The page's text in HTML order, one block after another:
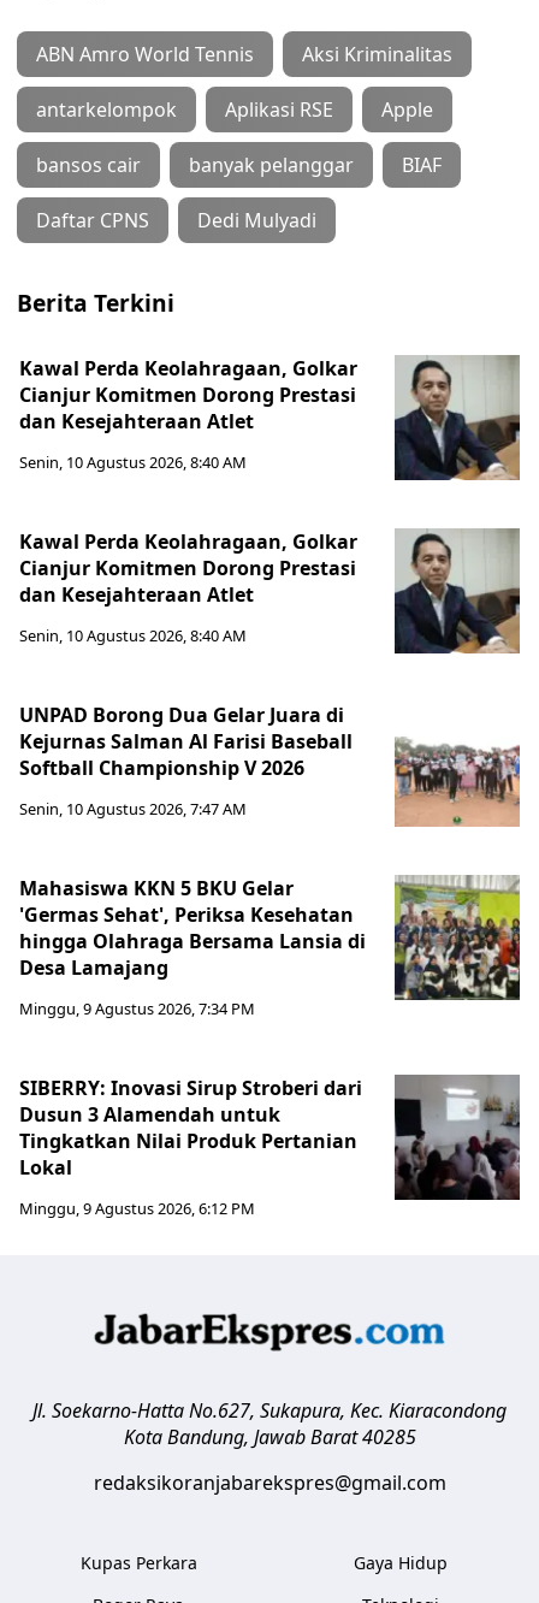
ABN Amro World Tennis Aksi Kriminalitas
antarkelompok Aplikasi RSE Apple
bansos cair banyak pelanggar BIAF
Daftar CPNS Dedi Mulyadi
Berita Terkini
Kawal Perda Keolahragaan, Golkar
Cianjur Komitmen Dorong Prestasi
dan Kesejahteraan Atlet
Senin, 10 Agustus 2026, 8:40 AM
Kawal Perda Keolahragaan, Golkar
Cianjur Komitmen Dorong Prestasi
dan Kesejahteraan Atlet
Senin, 10 Agustus 2026, 8:40 AM
UNPAD Borong Dua Gelar Juara di
Kejurnas Salman Al Farisi Baseball
Softball Championship V 2026
Senin, 10 Agustus 2026, 7:47 AM
Mahasiswa KKN 5 BKU Gelar
'Germas Sehat', Periksa Kesehatan
hingga Olahraga Bersama Lansia di
Desa Lamajang
Minggu, 9 Agustus 2026, 7:34 PM
SIBERRY: Inovasi Sirup Stroberi dari
Dusun 3 Alamendah untuk
Tingkatkan Nilai Produk Pertanian
Lokal
Minggu, 9 Agustus 2026, 6:12 PM
Jl. Soekarno-Hatta No.627, Sukapura, Kec. Kiaracondong
Kota Bandung, Jawab Barat 40285
redaksikoranjabarekspres@gmail.com
Kupas Perkara
Gaya Hidup